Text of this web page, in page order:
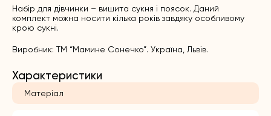
Набір для дівчинки – вишита сукня і поясок. Даний
комплект можна носити кілька років завдяку особливому
крою сукні.
Виробник: ТМ “Мамине Сонечко”. Україна, Львів.
Характеристики
Матеріал